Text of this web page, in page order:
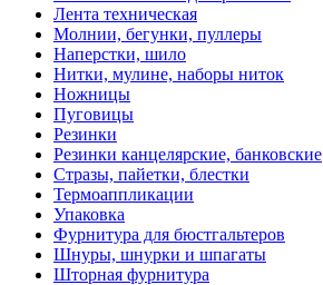
Лента техническая
Молнии, бегунки, пуллеры
Наперстки, шило
Нитки, мулине, наборы ниток
Ножницы
Пуговицы
Резинки
Резинки канцелярские, банковские
Стразы, пайетки, блестки
Термоаппликации
Упаковка
Фурнитура для бюстгальтеров
Шнуры, шнурки и шпагаты
Шторная фурнитура